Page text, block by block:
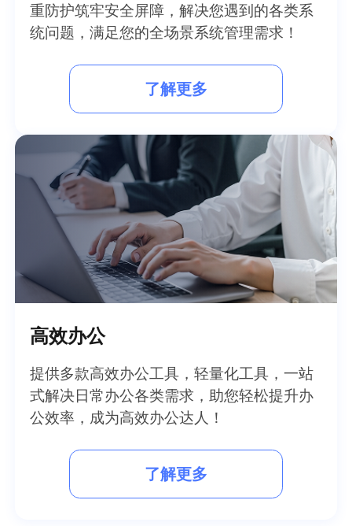
重防护筑牢安全屏障，解决您遇到的各类系
统问题，满足您的全场景系统管理需求！
了解更多
高效办公
提供多款高效办公工具，轻量化工具，一站
式解决日常办公各类需求，助您轻松提升办
公效率，成为高效办公达人！
了解更多